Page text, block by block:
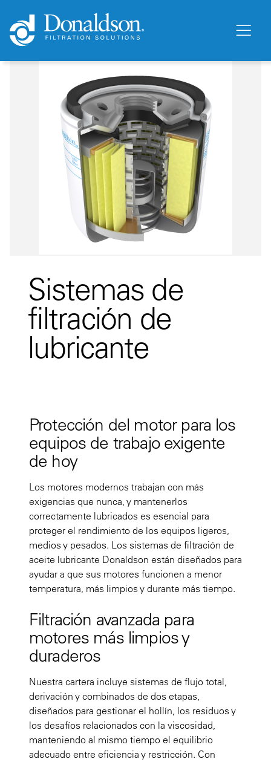
Sistemas de
filtración de
lubricante
Protección del motor para los
equipos de trabajo exigente
de hoy
Los motores modernos trabajan con más
exigencias que nunca, y mantenerlos
correctamente lubricados es esencial para
proteger el rendimiento de los equipos ligeros,
medios y pesados. Los sistemas de filtración de
aceite lubricante Donaldson están diseñados para
ayudar a que sus motores funcionen a menor
temperatura, más limpios y durante más tiempo.
Filtración avanzada para
motores más limpios y
duraderos
Nuestra cartera incluye sistemas de flujo total,
derivación y combinados de dos etapas,
diseñados para gestionar el hollín, los residuos y
los desafíos relacionados con la viscosidad,
manteniendo al mismo tiempo el equilibrio
adecuado entre eficiencia y restricción. Con